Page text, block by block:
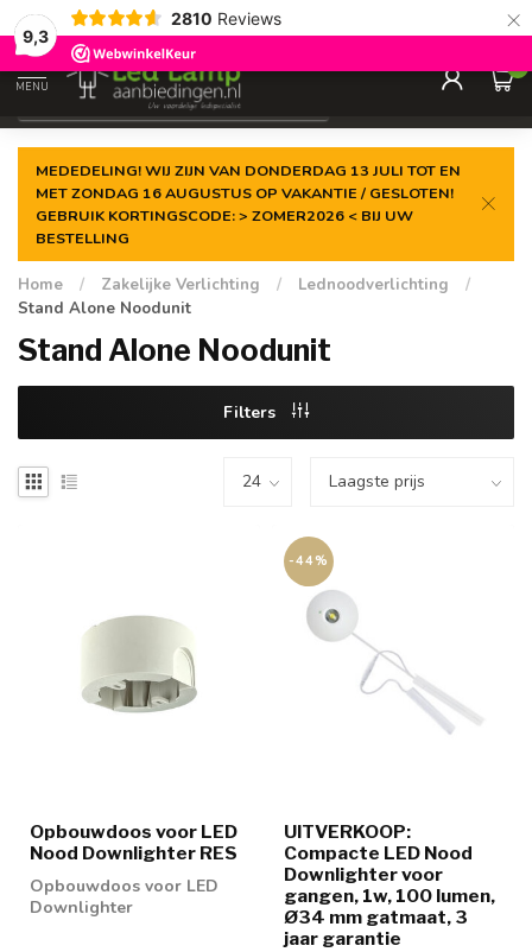
9,3
2810 Reviews ×
Gegarandeerde delaagste prijs
MENU
0
MEDEDELING! WIJ ZIJN VAN DONDERDAG 13 JULI TOT EN
MET ZONDAG 16 AUGUSTUS OP VAKANTIE / GESLOTEN!
GEBRUIK KORTINGSCODE: > ZOMER2026 < BIJ UW
BESTELLING
Home / Zakelijke Verlichting / Lednoodverlichting
/
Stand Alone Noodunit
Stand Alone Noodunit
Filters
Opbouwdoos voor LED
Nood Downlighter RES
Opbouwdoos voor LED
Downlighter
-44%
UITVERKOOP:
Compacte LED Nood
Downlighter voor
gangen, 1w, 100 lumen,
Ø34 mm gatmaat, 3
jaar garantie